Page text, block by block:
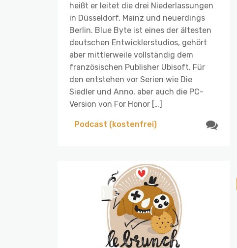
heißt er leitet die drei Niederlassungen
in Düsseldorf, Mainz und neuerdings
Berlin. Blue Byte ist eines der ältesten
deutschen Entwicklerstudios, gehört
aber mittlerweile vollständig dem
französischen Publisher Ubisoft. Für
den entstehen vor Serien wie Die
Siedler und Anno, aber auch die PC-
Version von For Honor […]
Podcast (kostenfrei)